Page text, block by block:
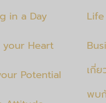
in a Day
Heart
Potential
เกี่
พบ